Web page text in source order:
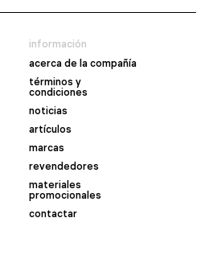
información
acerca de la compañía
términos y
condiciones
noticias
artículos
marcas
revendedores
materiales
promocionales
contactar